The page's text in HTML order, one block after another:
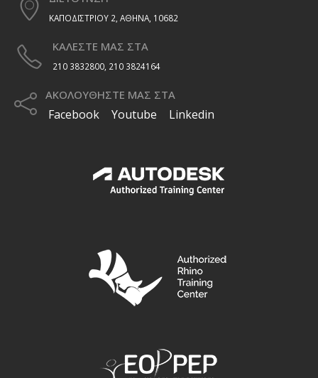
προϊόντος
ΚΑΠΟΔΙΣΤΡΙΟΥ 2, ΑΘΗΝΑ, 10682
ΚΑΛΕΣΤΕ ΜΑΣ ΣΤΑ
210 3832800, 210 3824164
ΑΚΟΛΟΥΘΗΣΤΕ ΜΑΣ ΣΤΑ
Facebook Youtube Linkedin